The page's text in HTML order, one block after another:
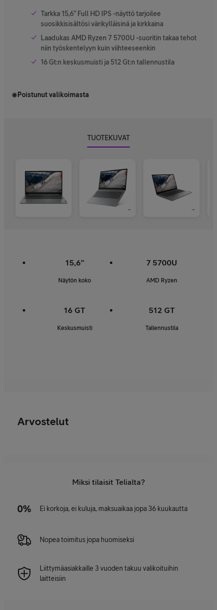
Tarkka 15,6” Full HD IPS -näyttö tarjoilee
suosikkisisältösi värikylläisinä ja kirkkaina
Laadukas AMD Ryzen 7 5700U -suoritin takaa tehot
niin työskentelyyn kuin viihteeseenkin
16 Gt:n keskusmuisti ja 512 Gt:n tallennustila
Poistunut valikoimasta
TUOTEKUVAT
15,6”
Näytön koko
7 5700U
AMD Ryzen
16 GT
Keskusmuisti
512 GT
Tallennustila
Arvostelut
Miksi tilaisit Telialta?
Ei korkoja, ei kuluja, maksuaikaa jopa 36 kuukautta
Nopea toimitus jopa huomiseksi
Liittymäasiakkaille 3 vuoden takuu valikoituihin
laitteisiin